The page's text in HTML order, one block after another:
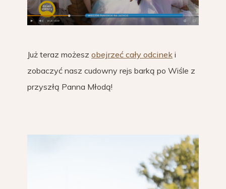
Już teraz możesz obejrzeć cały odcinek i
zobaczyć nasz cudowny rejs barką po Wiśle z
przyszłą Panna Młodą!